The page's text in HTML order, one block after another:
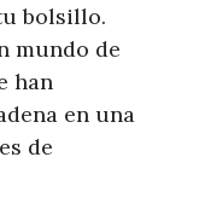
bolsillo.
mundo de
han
en una
de